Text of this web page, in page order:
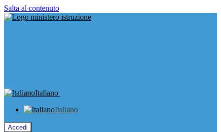
Salta al contenuto
Italiano
Italiano
Accedi